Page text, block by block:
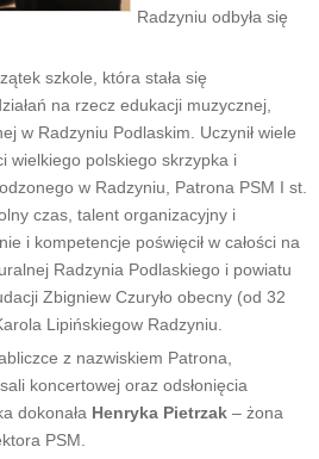
Radzyniu odbyła się
szkole, która stała się
na rzecz edukacji muzycznej,
w Radzyniu Podlaskim. Uczynił wiele
wielkiego polskiego skrzypka i
w Radzyniu, Patrona PSM I st.
czas, talent organizacyjny i
i kompetencje poświęcił w całości na
Radzynia Podlaskiego i powiatu
Zbigniew Czuryło obecny (od 32
Lipińskiegow Radzyniu.
z nazwiskiem Patrona,
koncertowej oraz odsłonięcia
dokonała Henryka Pietrzak – żona
PSM.